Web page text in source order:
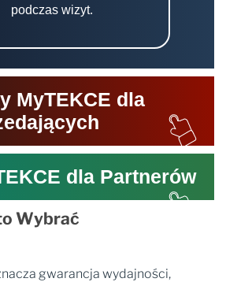
podczas wizyt.
MyTEKCE dla
dla Partnerów
Wybrać
gwarancja wydajności,